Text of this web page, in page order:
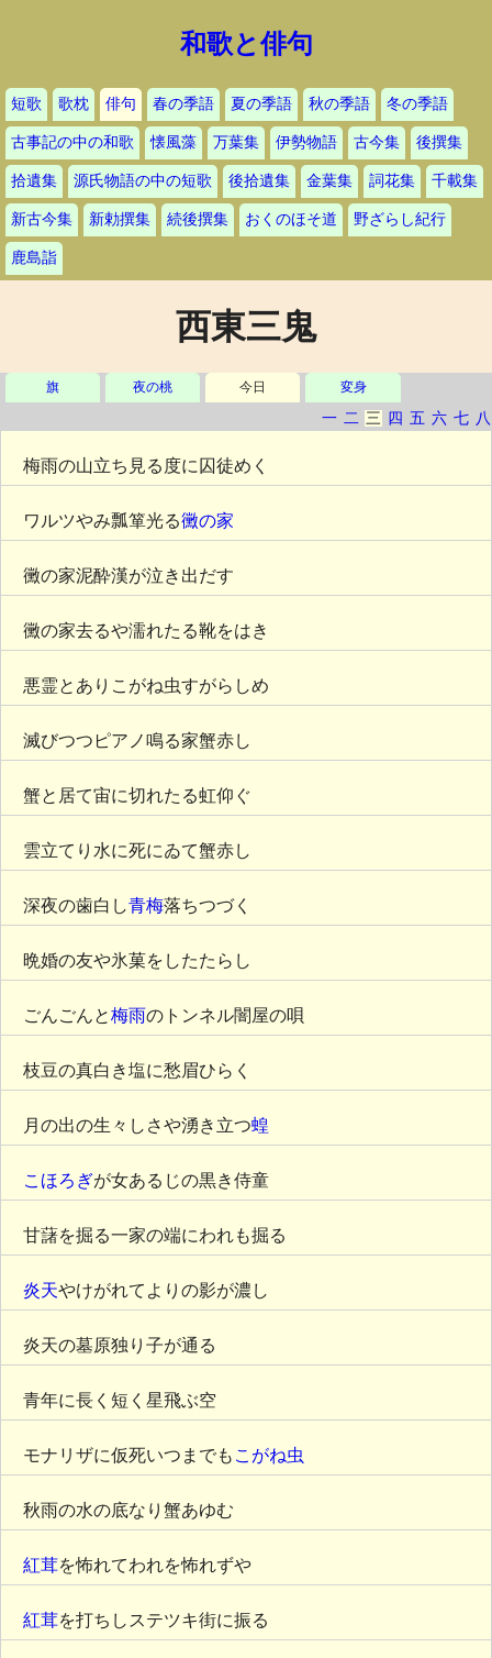
和歌と俳句
短歌 歌枕 俳句 春の季語 夏の季語 秋の季語 冬の季語
古事記の中の和歌 懐風藻 万葉集 伊勢物語 古今集 後撰集
拾遺集 源氏物語の中の短歌 後拾遺集 金葉集 詞花集 千載集
新古今集 新勅撰集 続後撰集 おくのほそ道 野ざらし紀行
鹿島詣
西東三鬼
旗 夜の桃 今日 変身
一 二 三 四 五 六 七 八
梅雨の山立ち見る度に囚徒めく
ワルツやみ瓢箪光る黴の家
黴の家泥酔漢が泣き出だす
黴の家去るや濡れたる靴をはき
悪霊とありこがね虫すがらしめ
滅びつつピアノ鳴る家蟹赤し
蟹と居て宙に切れたる虹仰ぐ
雲立てり水に死にゐて蟹赤し
深夜の歯白し青梅落ちつづく
晩婚の友や氷菓をしたたらし
ごんごんと梅雨のトンネル闇屋の唄
枝豆の真白き塩に愁眉ひらく
月の出の生々しさや湧き立つ蝗
こほろぎが女あるじの黒き侍童
甘藷を掘る一家の端にわれも掘る
炎天やけがれてよりの影が濃し
炎天の墓原独り子が通る
青年に長く短く星飛ぶ空
モナリザに仮死いつまでも こがね虫
秋雨の水の底なり蟹あゆむ
紅茸を怖れてわれを怖れずや
紅茸を打ちしステツキ街に振る